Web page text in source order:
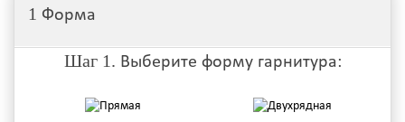
1 Форма
Шаг 1. Выберите форму гарнитура: